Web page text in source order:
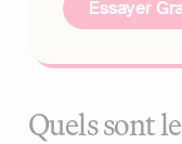
Essayer
Quels sont